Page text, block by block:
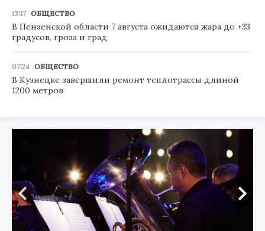
13:17 ОБЩЕСТВО
В Пензенской области 7 августа ожидаются жара до +33
градусов, гроза и град
07:24 ОБЩЕСТВО
В Кузнецке завершили ремонт теплотрассы длиной
1200 метров